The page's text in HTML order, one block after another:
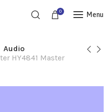
0 Menu
Audio
HY4841 Master